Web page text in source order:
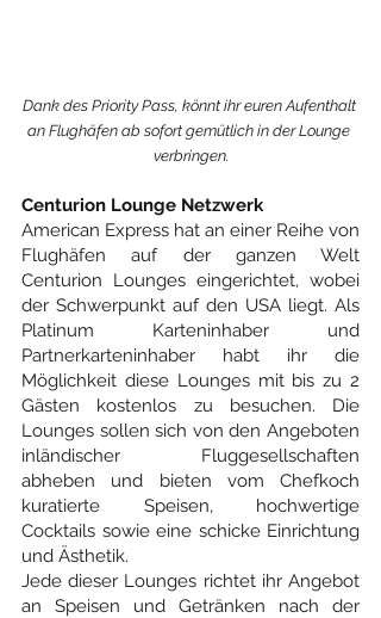
Dank des Priority Pass, könnt ihr euren Aufenthalt
an Flughäfen ab sofort gemütlich in der Lounge
verbringen.
Centurion Lounge Netzwerk
American Express hat an einer Reihe von
Flughäfen auf der ganzen Welt
Centurion Lounges eingerichtet, wobei
der Schwerpunkt auf den USA liegt. Als
Platinum Karteninhaber und
Partnerkarteninhaber habt ihr die
Möglichkeit diese Lounges mit bis zu 2
Gästen kostenlos zu besuchen. Die
Lounges sollen sich von den Angeboten
inländischer Fluggesellschaften
abheben und bieten vom Chefkoch
kuratierte Speisen, hochwertige
Cocktails sowie eine schicke Einrichtung
und Ästhetik.
Jede dieser Lounges richtet ihr Angebot
an Speisen und Getränken nach der